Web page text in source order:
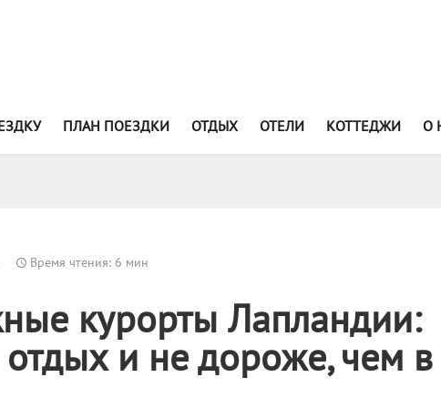
ПЛАН ПОЕЗДКИ ОТДЫХ ОТЕЛИ КОТТЕДЖИ О
Время чтения: 6 мин
курорты Лапландии:
и не дороже, чем в